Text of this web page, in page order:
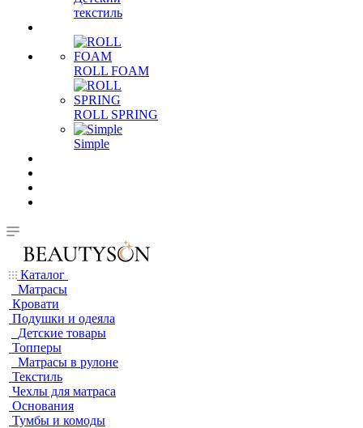
текстиль
ROLL FOAM
ROLL SPRING
Simple
Каталог
Матрасы
Кровати
Подушки и одеяла
Детские товары
Топперы
Матрасы в рулоне
Текстиль
Чехлы для матраса
Основания
Тумбы и комоды